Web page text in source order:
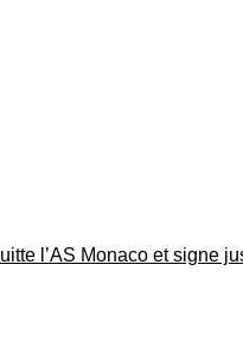
l’AS Monaco et signe